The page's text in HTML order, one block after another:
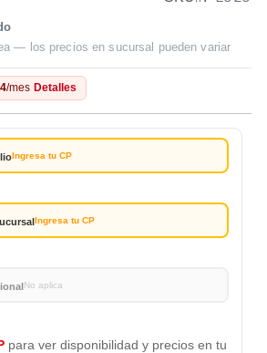
— los precios en sucursal pueden variar
/mes Detalles
Ingresa tu CP
Ingresa tu CP
No aplica
para ver disponibilidad y precios en tu